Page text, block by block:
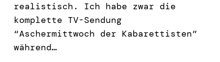
realistisch. Ich habe zwar die
komplette TV-Sendung
“Aschermittwoch der Kabarettisten”
während…